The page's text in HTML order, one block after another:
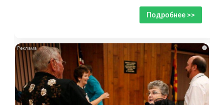
Подробнее >>
i